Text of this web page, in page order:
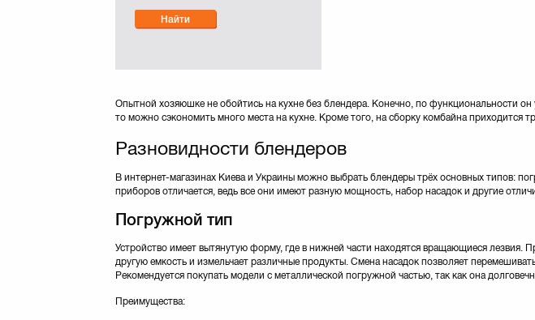
Mirta(17)
Redmond(19)
Russell Hobbs(17)
Saturn(33)
Sencor (28)
Stadler Form(2)
Vimar(3)
Vitek(13)
Zelmer(10)
Найти
Опытной хозяюшке не обойтись на кухне без блендера. Конечно, по функциональности он
то можно сэкономить много места на кухне. Кроме того, на сборку комбайна приходится
Разновидности блендеров
В интернет-магазинах Киева и Украины можно выбрать блендеры трёх основных типов:
приборов отличается, ведь все они имеют разную мощность, набор насадок и другие
Погружной тип
Устройство имеет вытянутую форму, где в нижней части находятся вращающиеся лезвия.
другую емкость и измельчает различные продукты. Смена насадок позволяет
Рекомендуется покупать модели с металлической погружной частью, так как она
Преимущества: